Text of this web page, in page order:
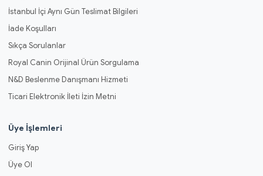
İstanbul İçi Aynı Gün Teslimat Bilgileri
İade Koşulları
Sıkça Sorulanlar
Royal Canin Orijinal Ürün Sorgulama
N&D Beslenme Danışmanı Hizmeti
Ticari Elektronik İleti İzin Metni
Üye İşlemleri
Giriş Yap
Üye Ol